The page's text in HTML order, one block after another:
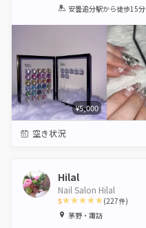
1 2 3 4 5
安曇追分駅から徒歩15分
¥5,000
空き状況
Hilal
Nail Salon Hilal
5
1 2 3 4 5
(227件)
茅野・諏訪